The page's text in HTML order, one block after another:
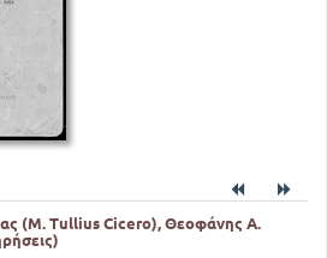
(M. Tullius Cicero), Θεοφάνης Α.